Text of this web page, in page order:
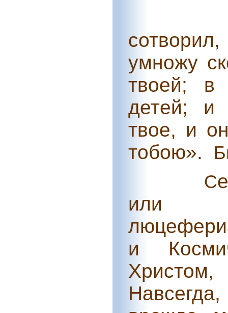
умножу
твоей; в
детей; и
твое, и
тобою».
С
или
и
Христом,